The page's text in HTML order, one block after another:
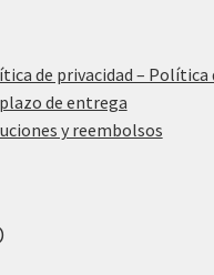
de privacidad – Política
de entrega
y reembolsos